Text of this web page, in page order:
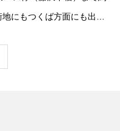
にもつくば方面にも出や